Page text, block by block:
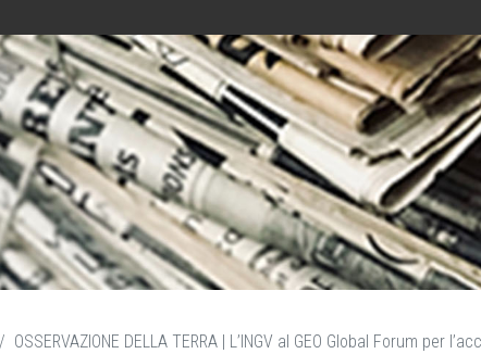
OSSERVAZIONE DELLA TERRA | L’INGV al GEO Global Forum per